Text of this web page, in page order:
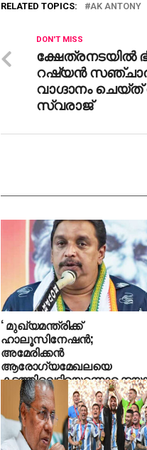
RELATED TOPICS: AK ANTONY
DON'T MISS
ക്ഷേത്രനടയില്‍
റഷ്യന്‍
വാഗ്ദാനം
സ്വരാജ്
‘ മുഖ്യമന്ത്രിക്ക്
ഹാലൂസിനേഷന്‍;
അമേരിക്കന്‍
ആരോഗ്യമേഖലയെ
പറയുന്നത്’; ഷിബു ബേബി
ജോണ്‍